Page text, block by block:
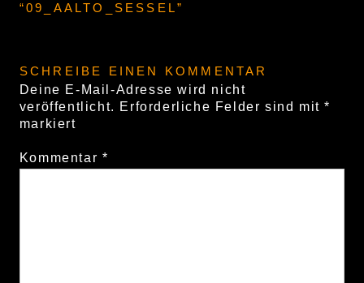
“09_AALTO_SESSEL”
SCHREIBE EINEN KOMMENTAR
Deine E-Mail-Adresse wird nicht
veröffentlicht. Erforderliche Felder sind mit*
markiert
Kommentar *